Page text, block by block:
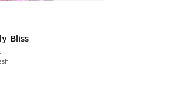
Bliss
promotion. Prix en baisse de € 59,99 à